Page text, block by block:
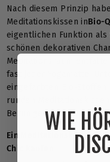
Nach diesem Prinzip
Meditationskissen inBio-
eigentlichen Funktion
schönen dekorativen
Meditationsraum
fast jeder
eingefärbten Bio-Stoffen
runden
Beruhigendes.
Ein Meditationskissen
Chic kaufen
WIE